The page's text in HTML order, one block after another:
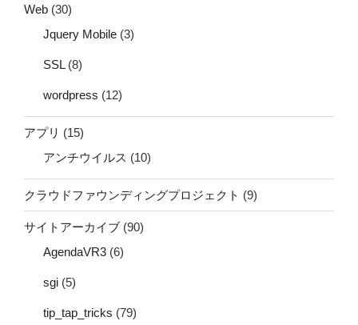
Web (30)
Jquery Mobile (3)
SSL(8)
wordpress (12)
アプリ (15)
アンチウイルス (10)
クラウドファウンディングプロジェクト (9)
サイトアーカイブ (90)
AgendaVR3 (6)
sgi (5)
tip_tap_tricks (79)